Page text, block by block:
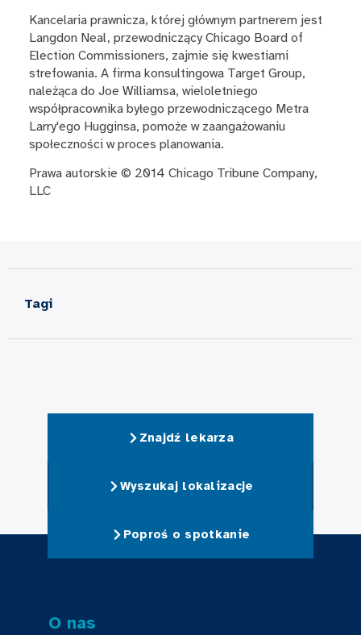
Kancelaria prawnicza, której głównym partnerem jest
Langdon Neal, przewodniczący Chicago Board of
Election Commissioners, zajmie się kwestiami
strefowania. A firma konsultingowa Target Group,
należąca do Joe Williamsa, wieloletniego
współpracownika byłego przewodniczącego Metra
Larry'ego Hugginsa, pomoże w zaangażowaniu
społeczności w proces planowania.
Prawa autorskie © 2014 Chicago Tribune Company,
LLC
Tagi
Znajdź lekarza
Wyszukaj lokalizacje
Poproś o spotkanie
O nas